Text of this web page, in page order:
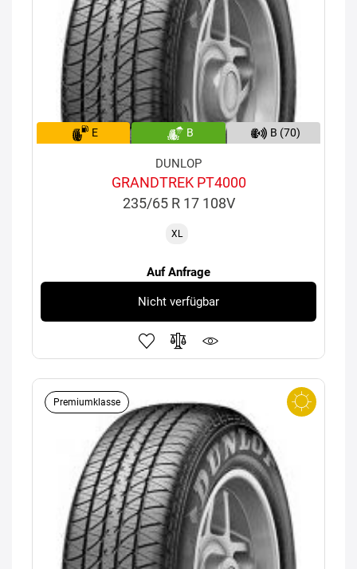
E B B (70)
DUNLOP
GRANDTREK PT4000
235/65 R 17 108V
XL
Auf Anfrage
Nicht verfügbar
Premiumklasse